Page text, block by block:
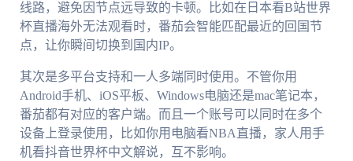
线路，避免因节点远导致的卡顿。比如在日本看B站世界
杯直播海外无法观看时，番茄会智能匹配最近的回国节
点，让你瞬间切换到国内IP。
其次是多平台支持和一人多端同时使用。不管你用
Android手机、iOS平板、Windows电脑还是mac笔记本，
番茄都有对应的客户端。而且一个账号可以同时在多个
设备上登录使用，比如你用电脑看NBA直播，家人用手
机看抖音世界杯中文解说，互不影响。